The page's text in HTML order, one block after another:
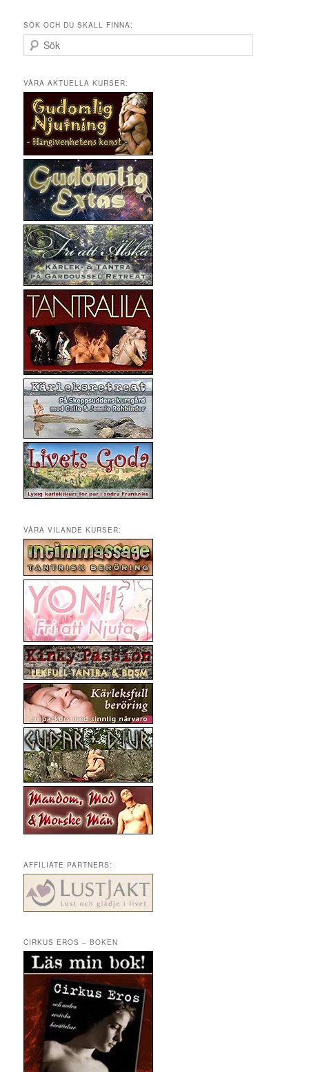
SÖK OCH DU SKALL FINNA:
ö
VÅRA AKTUELLA KURSER:
VÅRA VILANDE KURSER:
AFFILIATE PARTNERS:
CIRKUS EROS – BOKEN